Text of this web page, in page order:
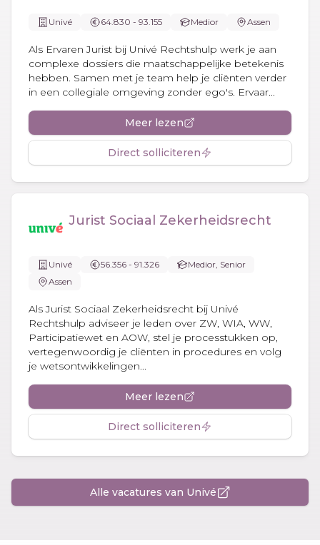
Univé 64.830 - 93.155 Medior Assen
Als Ervaren Jurist bij Univé Rechtshulp werk je aan
complexe dossiers die maatschappelijke betekenis
hebben. Samen met je team help je cliënten verder
in een collegiale omgeving zonder ego's. Ervaar...
Meer lezen
Direct solliciteren
Jurist Sociaal Zekerheidsrecht
Univé 56.356 - 91.326
Medior, Senior
Assen
Als Jurist Sociaal Zekerheidsrecht bij Univé
Rechtshulp adviseer je leden over ZW, WIA, WW,
Participatiewet en AOW, stel je processtukken op,
vertegenwoordig je cliënten in procedures en volg
je wetsontwikkelingen...
Meer lezen
Direct solliciteren
Alle vacatures van Univé